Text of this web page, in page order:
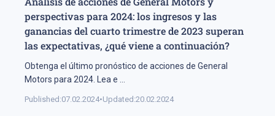
perspectivas para 2024: los ingresos y las
ganancias del cuarto trimestre de 2023 superan
las expectativas, ¿qué viene a continuación?
Obtenga el último pronóstico de acciones de General
Motors para 2024. Lea e
Published:07.02.2024•Updated:20.02.2024